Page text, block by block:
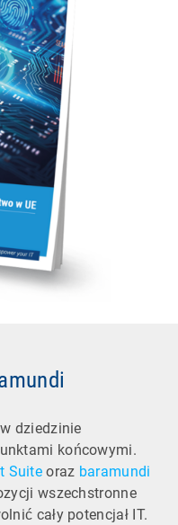
dziedzinie
końcowymi.
Suite oraz baramundi
wszechstronne
cały potencjał IT.